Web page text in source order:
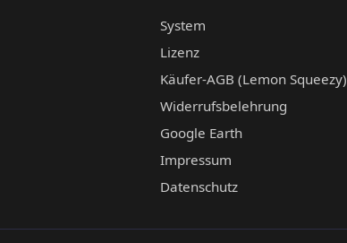
System
Lizenz
Käufer-AGB (Lemon Squeezy)
Widerrufsbelehrung
Google Earth
Impressum
Datenschutz